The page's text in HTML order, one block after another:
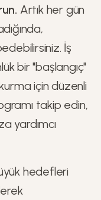
Artık her gün
İş
bir "başlangıç"
için düzenli
takip edin,
yardımcı
hedefleri